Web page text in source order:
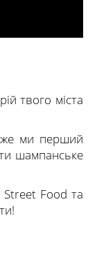
твого міста
ми перший
шампанське
Street Food та